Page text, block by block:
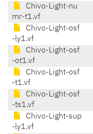
Chivo-Light-nu
mr-t1.vf
Chivo-Light-osf
-ly1.vf
Chivo-Light-osf
-ot1.vf
Chivo-Light-osf
-t1.vf
Chivo-Light-osf
-ts1.vf
Chivo-Light-sup
-ly1.vf